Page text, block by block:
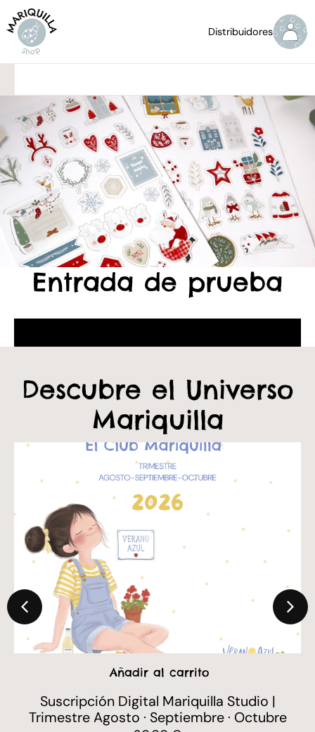
Distribuidores
Entrada de prueba
Descubre el Universo
Mariquilla
Digital Mariquilla Studio |
· Septiembre · Octubre
Suscripción
Trimestre